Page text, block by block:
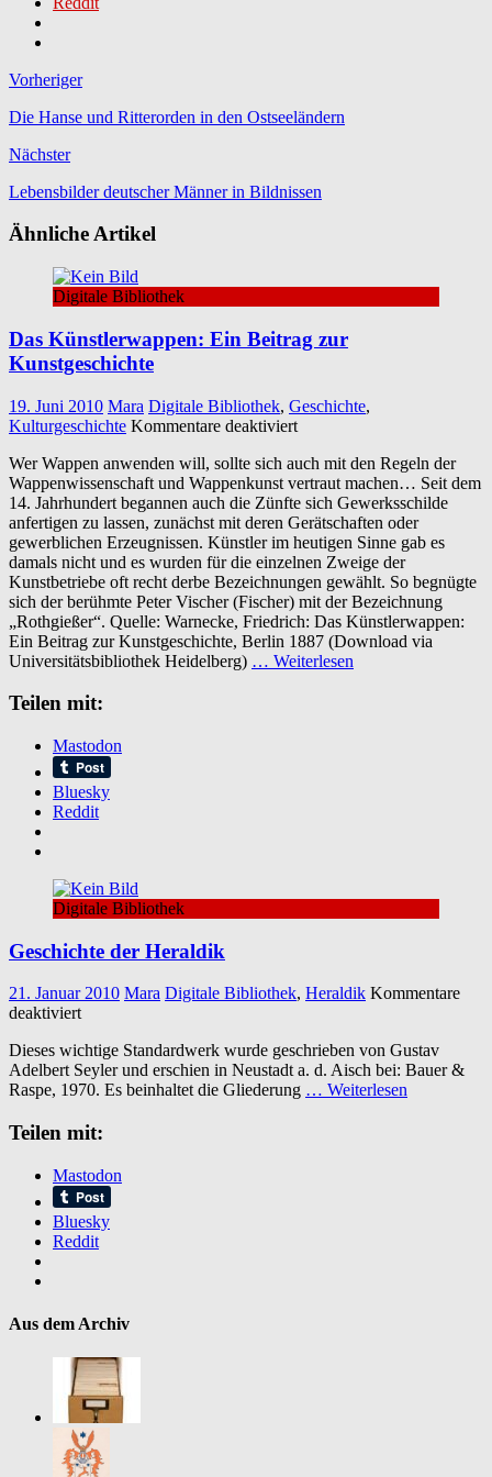
Vorheriger
Die Hanse und Ritterorden in den Ostseeländern
Nächster
Lebensbilder deutscher Männer in Bildnissen
Ähnliche Artikel
Digitale Bibliothek
Das Künstlerwappen: Ein Beitrag zur
Kunstgeschichte
19. Juni 2010 Mara Digitale Bibliothek, Geschichte,
Kulturgeschichte Kommentare deaktiviertfür
Künstlerwappen:
Ein
Beitrag
zur
Kunstgeschichte
Wer Wappen anwenden will, sollte sich auch mit den Regeln der
Wappenwissenschaft und Wappenkunst vertraut machen… Seit dem
14. Jahrhundert begannen auch die Zünfte sich Gewerksschilde
anfertigen zu lassen, zunächst mit deren Gerätschaften oder
gewerblichen Erzeugnissen. Künstler im heutigen Sinne gab es
damals nicht und es wurden für die einzelnen Zweige der
Kunstbetriebe oft recht derbe Bezeichnungen gewählt. So begnügte
sich der berühmte Peter Vischer (Fischer) mit der Bezeichnung
„Rothgießer“. Quelle: Warnecke, Friedrich: Das Künstlerwappen:
Ein Beitrag zur Kunstgeschichte, Berlin 1887 (Download via
Universitätsbibliothek Heidelberg) … Weiterlesen
Teilen mit:
Mastodon
Bluesky
Reddit
Digitale Bibliothek
Geschichte der Heraldik
21. Januar 2010 Mara Digitale Bibliothek, Heraldik Kommentare
deaktiviertfür
der
Heraldik
Dieses wichtige Standardwerk wurde geschrieben von Gustav
Adelbert Seyler und erschien in Neustadt a. d. Aisch bei: Bauer &
Raspe, 1970. Es beinhaltet die Gliederung … Weiterlesen
Teilen mit:
Mastodon
Bluesky
Reddit
Aus dem Archiv